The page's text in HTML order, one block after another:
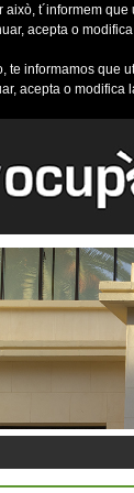
t´informem
acepta o
te informamos
acepta o modifica